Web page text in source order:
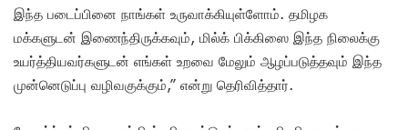
இந்த படைப்பினை நாங்கள் உருவாக்கியுள்ளோம். தமிழக
மக்களுடன் இணைந்திருக்கவும், மில்க் பிக்கிஸை இந்த நிலைக்கு
உயர்த்தியவர்களுடன் எங்கள் உறவை மேலும் ஆழப்படுத்தவும் இந்த
முன்னெடுப்பு வழிவகுக்கும்,” என்று தெரிவித்தார்.